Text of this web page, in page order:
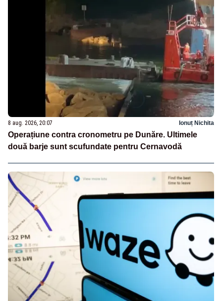
8 aug. 2026, 20:07 Ionuț Nichita
Operațiune contra cronometru pe Dunăre. Ultimele
două barje sunt scufundate pentru Cernavodă